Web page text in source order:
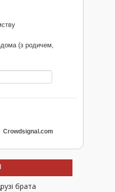
(з родичем,
Crowdsignal.com
брата